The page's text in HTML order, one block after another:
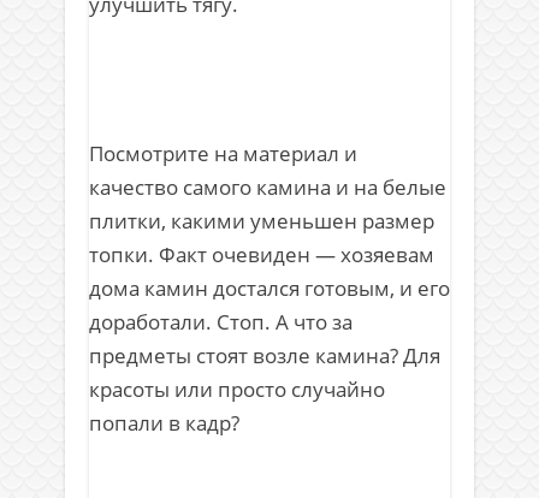
Посмотрите на материал и
качество самого камина и на белые
плитки, какими уменьшен размер
топки. Факт очевиден — хозяевам
дома камин достался готовым, и его
доработали. Стоп. А что за
предметы стоят возле камина? Для
красоты или просто случайно
попали в кадр?